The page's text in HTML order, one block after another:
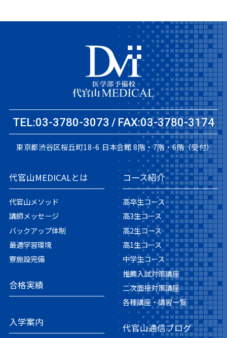
TEL:03-3780-3073 FAX:03-3780-3174
東京都渋谷区桜丘町18-6 日本会館 8階・7階・6階（受付）
代官山MEDICALとは
代官山メソッド
講師メッセージ
バックアップ体制
最適学習環境
寮施設完備
コース紹介
高卒生コース
高3生コース
高2生コース
高1生コース
中学生コース
推薦入試対策講座
二次面接対策講座
各種講座・講習一覧
合格実績
入学案内
代官山通信ブログ